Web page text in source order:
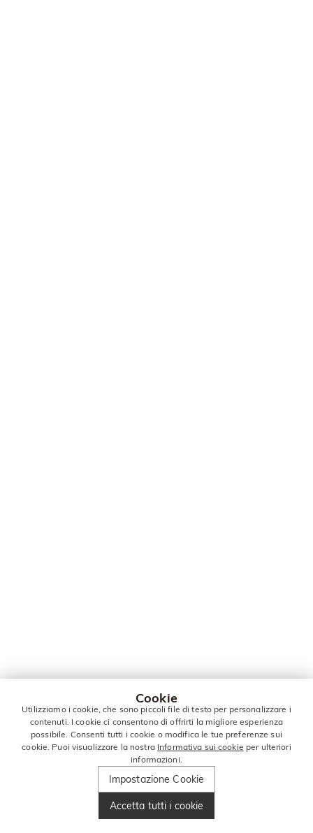
Cookie
Utilizziamo i cookie, che sono piccoli file di testo per personalizzare i
contenuti. I cookie ci consentono di offrirti la migliore esperienza
possibile. Consenti tutti i cookie o modifica le tue preferenze sui
cookie. Puoi visualizzare la nostra Informativa sui cookie per ulteriori
informazioni.
Impostazione Cookie
Accetta tutti i cookie